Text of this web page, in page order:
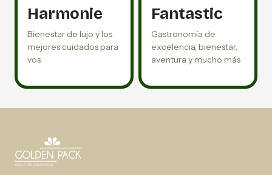
Harmonie
Bienestar de lujo y los
mejores cuidados para
vos
Fantastic
Gastronomía de
excelencia, bienestar,
aventura y mucho más